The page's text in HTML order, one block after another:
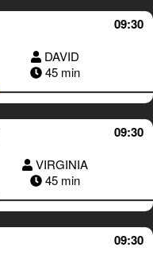
09:30
DAVID
45 min
09:30
VIRGINIA
45 min
09:30